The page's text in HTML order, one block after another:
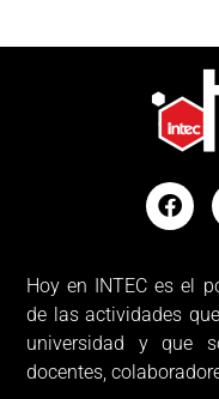
Hoy en INTEC es el
de las actividades
universidad y que
docentes,